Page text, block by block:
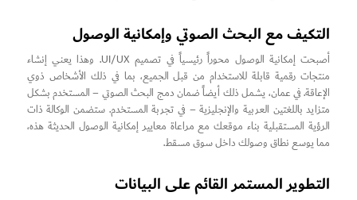
التكيف مع البحث الصوتي وإمكانية الوصول
أصبحت إمكانية الوصول محوراً رئيسياً في تصميم UI/UX. وهذا يعني إنشاء
منتجات رقمية قابلة للاستخدام من قبل الجميع، بما في ذلك الأشخاص ذوي
الإعاقة. في عمان، يشمل ذلك أيضاً ضمان دمج البحث الصوتي – المستخدم بشكل
متزايد باللغتين العربية والإنجليزية – في تجربة المستخدم. ستضمن الوكالة ذات
الرؤية المستقبلية بناء موقعك مع مراعاة معايير إمكانية الوصول الحديثة هذه،
مما يوسع نطاق وصولك داخل سوق مسقط.
التطوير المستمر القائم على البيانات